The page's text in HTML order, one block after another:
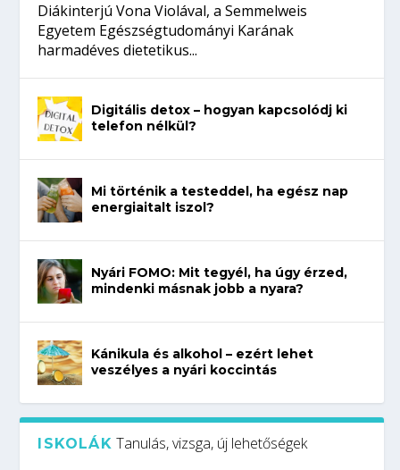
Diákinterjú Vona Violával, a Semmelweis
Egyetem Egészségtudományi Karának
harmadéves dietetikus...
Digitális detox – hogyan kapcsolódj ki
telefon nélkül?
Mi történik a testeddel, ha egész nap
energiaitalt iszol?
Nyári FOMO: Mit tegyél, ha úgy érzed,
mindenki másnak jobb a nyara?
Kánikula és alkohol – ezért lehet
veszélyes a nyári koccintás
ISKOLÁK Tanulás, vizsga, új lehetőségek